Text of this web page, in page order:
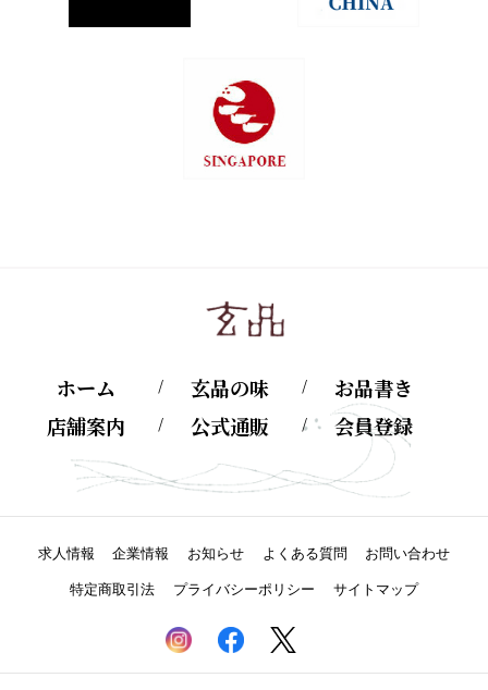
ホーム 玄品の味
お品書き
店舗案内
公式通販 会員登録
求人情報 企業情報 お知らせ よくある質問 お問い合わせ
特定商取引法 プライバシーポリシー サイトマップ